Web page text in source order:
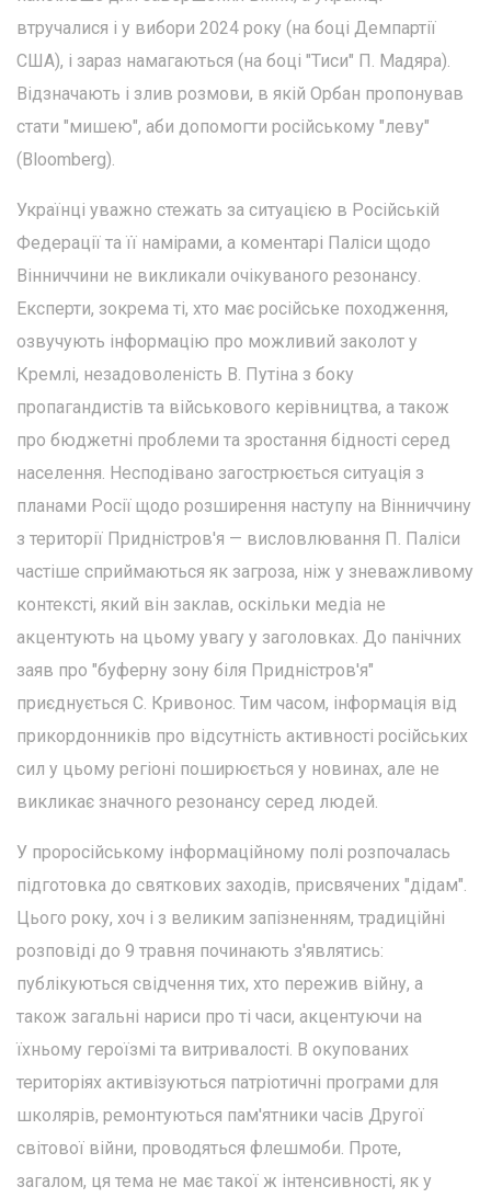
втручалися і у вибори 2024 року (на боці Демпартії
США), і зараз намагаються (на боці "Тиси" П. Мадяра).
Відзначають і злив розмови, в якій Орбан пропонував
стати "мишею", аби допомогти російському "леву"
(Bloomberg).
Українці уважно стежать за ситуацією в Російській
Федерації та її намірами, а коментарі Паліси щодо
Вінниччини не викликали очікуваного резонансу.
Експерти, зокрема ті, хто має російське походження,
озвучують інформацію про можливий заколот у
Кремлі, незадоволеність В. Путіна з боку
пропагандистів та військового керівництва, а також
про бюджетні проблеми та зростання бідності серед
населення. Несподівано загострюється ситуація з
планами Росії щодо розширення наступу на Вінниччину
з території Придністров'я — висловлювання П. Паліси
частіше сприймаються як загроза, ніж у зневажливому
контексті, який він заклав, оскільки медіа не
акцентують на цьому увагу у заголовках. До панічних
заяв про "буферну зону біля Придністров'я"
приєднується С. Кривонос. Тим часом, інформація від
прикордонників про відсутність активності російських
сил у цьому регіоні поширюється у новинах, але не
викликає значного резонансу серед людей.
У проросійському інформаційному полі розпочалась
підготовка до святкових заходів, присвячених "дідам".
Цього року, хоч і з великим запізненням, традиційні
розповіді до 9 травня починають з'являтись:
публікуються свідчення тих, хто пережив війну, а
також загальні нариси про ті часи, акцентуючи на
їхньому героїзмі та витривалості. В окупованих
територіях активізуються патріотичні програми для
школярів, ремонтуються пам'ятники часів Другої
світової війни, проводяться флешмоби. Проте,
загалом, ця тема не має такої ж інтенсивності, як у